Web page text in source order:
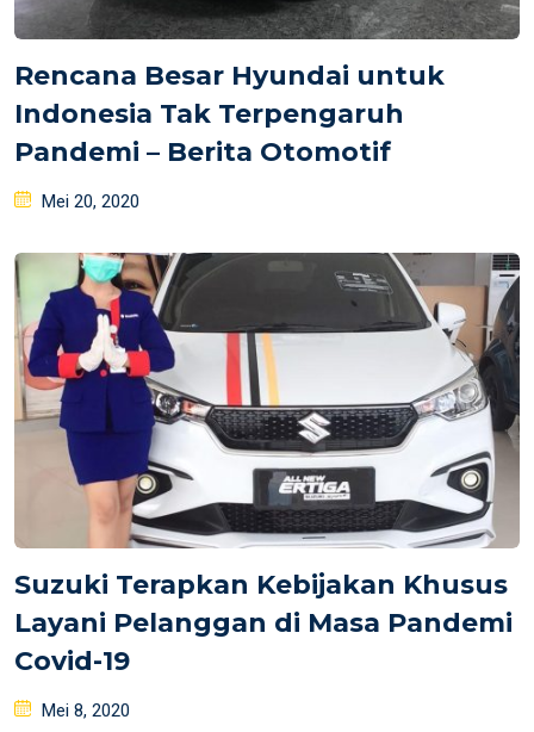
Rencana Besar Hyundai untuk
Indonesia Tak Terpengaruh
Pandemi – Berita Otomotif
Posted
Mei 20, 2020
Suzuki Terapkan Kebijakan Khusus
Layani Pelanggan di Masa Pandemi
Covid-19
Posted
Mei 8, 2020